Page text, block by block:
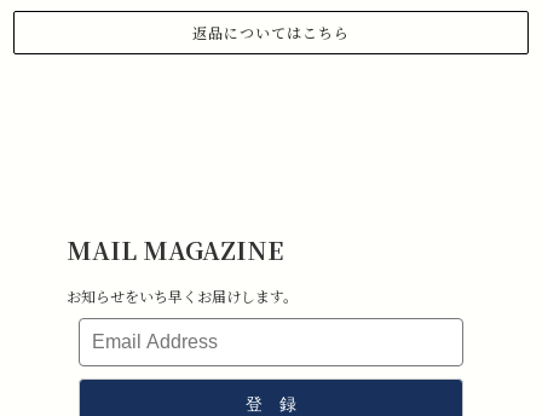
返品についてはこちら
4.室内での試着のみ（屋外・ゴルフ場で使用したものは返品不可となり
5.返品送料はお客様負担となります。その点ご了承ください。
MAIL MAGAZINE
お知らせをいち早くお届けします。